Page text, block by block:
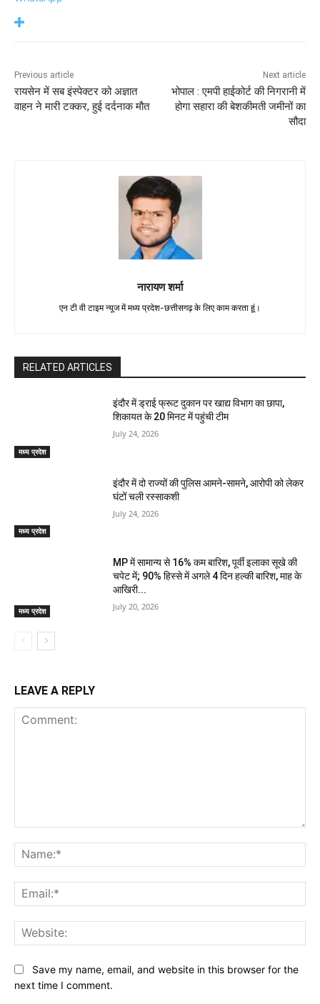
Previous article
रायसेन में सब इंस्पेक्टर को अज्ञात
वाहन ने मारी टक्कर, हुई दर्दनाक मौत
Next article
भोपाल : एमपी हाईकोर्ट की निगरानी में
होगा सहारा की बेशकीमती जमीनों का
सौदा
नारायण शर्मा
एन टी वी टाइम न्यूज में मध्य प्रदेश-छत्तीसगढ़ के लिए काम करता हूं।
RELATED ARTICLES
मध्य प्रदेश
इंदौर में ड्राई फ्रूट दुकान पर खाद्य विभाग का छापा,
शिकायत के 20 मिनट में पहुंची टीम
July 24, 2026
मध्य प्रदेश
इंदौर में दो राज्यों की पुलिस आमने-सामने, आरोपी को लेकर
घंटों चली रस्साकशी
July 24, 2026
मध्य प्रदेश
MP में सामान्य से 16% कम बारिश, पूर्वी इलाका सूखे की
चपेट में; 90% हिस्से में अगले 4 दिन हल्की बारिश, माह के
आखिरी...
July 20, 2026
LEAVE A REPLY
Save my name, email, and website in this browser for the
next time I comment.